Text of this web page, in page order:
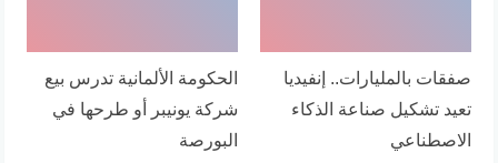
صفقات بالمليارات.. إنفيديا
تعيد تشكيل صناعة الذكاء
الاصطناعي
الحكومة الألمانية تدرس بيع
شركة يونيبر أو طرحها في
البورصة